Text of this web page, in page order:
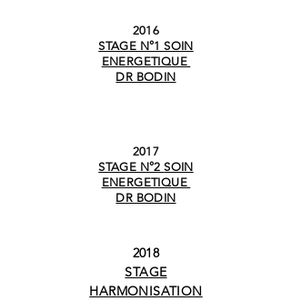
2016
STAGE N°1 SOIN
ENERGETIQUE
DR BODIN
2017
STAGE N°2SOIN
ENERGETIQUE
DR BODIN
2018
STAGE
HARMONISATION